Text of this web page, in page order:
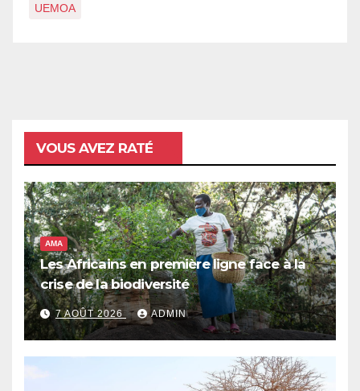
UEMOA
VOUS AVEZ RATÉ
AMA
Les Africains en première ligne face à la
crise de la biodiversité
7 AOÛT 2026 ADMIN